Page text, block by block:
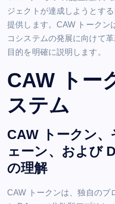
ジェクトが達成しようとす
提供します。CAW トークン
コシステムの発展に向けて
目的を明確に説明します。
CAW トー
ステム
CAW トークン
ェーン、および
の理解
CAW トークンは、独自のブ